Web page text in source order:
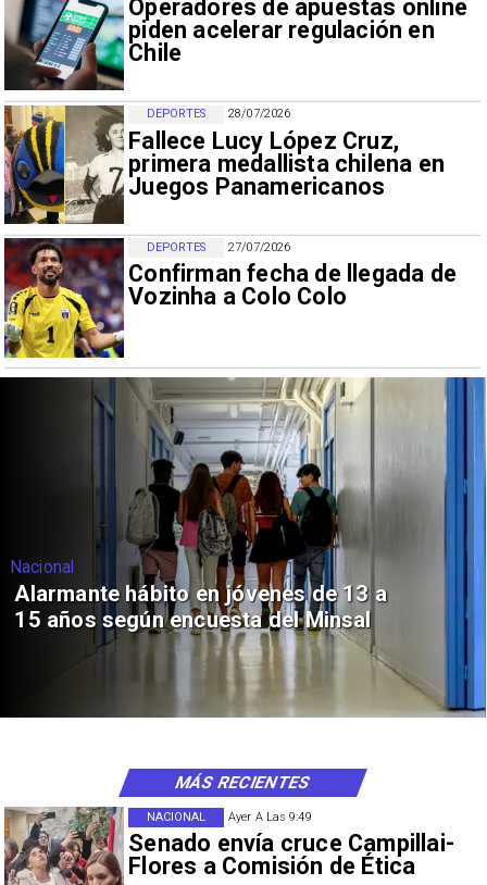
Operadores de apuestas online
piden acelerar regulación en
Chile
28/07/2026
Fallece Lucy López Cruz,
primera medallista chilena en
Juegos Panamericanos
DEPORTES
27/07/2026
Confirman fecha de llegada de
Vozinha a Colo Colo
DEPORTES
Nacional
Alarmante hábito en jóvenes de 13 a
15 años según encuesta del Minsal
Ayer A Las 9:49
Senado envía cruce Campillai-
Flores a Comisión de Ética
NACIONAL
MÁS RECIENTES